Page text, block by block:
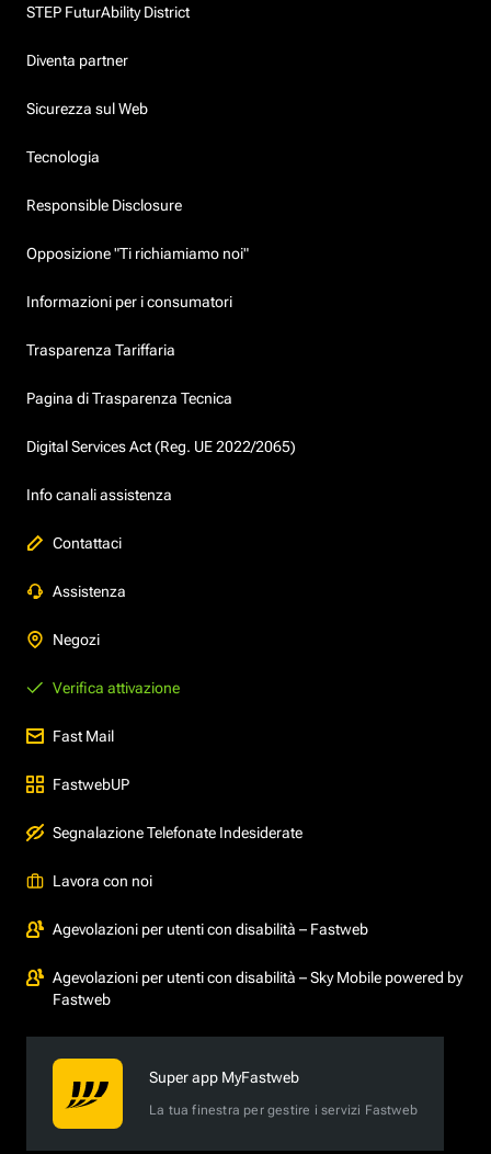
STEP FuturAbility District
Diventa partner
Sicurezza sul Web
Tecnologia
Responsible Disclosure
Opposizione "Ti richiamiamo noi"
Informazioni per i consumatori
Trasparenza Tariffaria
Pagina di Trasparenza Tecnica
Digital Services Act (Reg. UE 2022/2065)
Info canali assistenza
Contattaci
Assistenza
Negozi
Verifica attivazione
Fast Mail
FastwebUP
Segnalazione Telefonate Indesiderate
Lavora con noi
Agevolazioni per utenti con disabilità – Fastweb
Agevolazioni per utenti con disabilità – Sky Mobile powered by
Fastweb
Super app MyFastweb
La tua finestra per gestire i servizi Fastweb